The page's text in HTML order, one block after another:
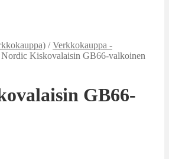
/Verkkokauppa -
Nordic Kiskovalaisin GB66-valkoinen
GB66-